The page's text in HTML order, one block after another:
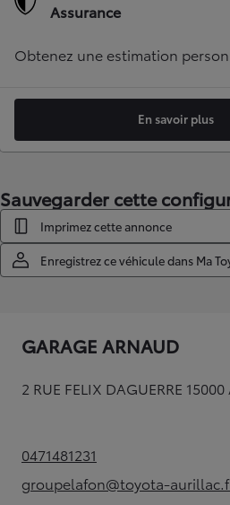
Assurance
Obtenez une estimation
En savoir plus
Sauvegarder cette
Imprimez cette annonce
Enregistrez ce véhicule dans Ma
GARAGE ARNAUD
2 RUE FELIX DAGUERRE 15000
0471481231(Opens in new tab)
groupelafon@toyota-(Opens in new